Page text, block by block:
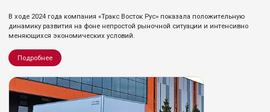
В ходе 2024 года компания «Тракс Восток Рус» показала положительную
динамику развития на фоне непростой рыночной ситуации и интенсивно
меняющихся экономических условий.
Подробнее